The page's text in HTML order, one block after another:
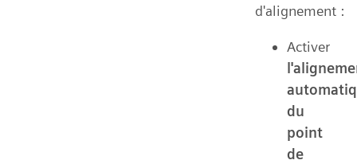
d'alignement :
Activer
du
point
de